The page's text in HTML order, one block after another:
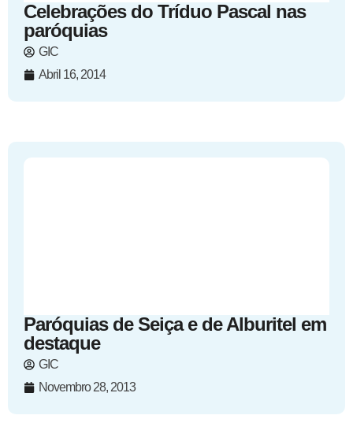
Celebrações do Tríduo Pascal nas
paróquias
GIC
Abril 16, 2014
Paróquias de Seiça e de Alburitel em
destaque
GIC
Novembro 28, 2013